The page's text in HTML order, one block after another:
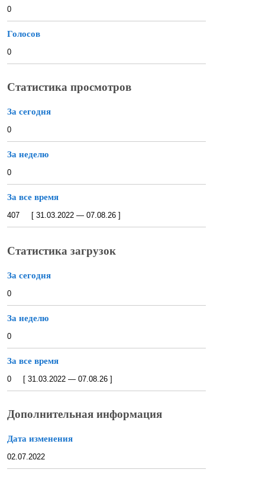
0
Голосов
0
Статистика просмотров
За сегодня
0
За неделю
0
За все время
407 [ 31.03.2022 — 07.08.26 ]
Статистика загрузок
За сегодня
0
За неделю
0
За все время
0 [ 31.03.2022 — 07.08.26 ]
Дополнительная информация
Дата изменения
02.07.2022